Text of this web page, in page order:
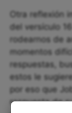
Otra reflexión
del versículo
rodearnos de
momentos
respuestas,
estos le
por eso que
respuesta de